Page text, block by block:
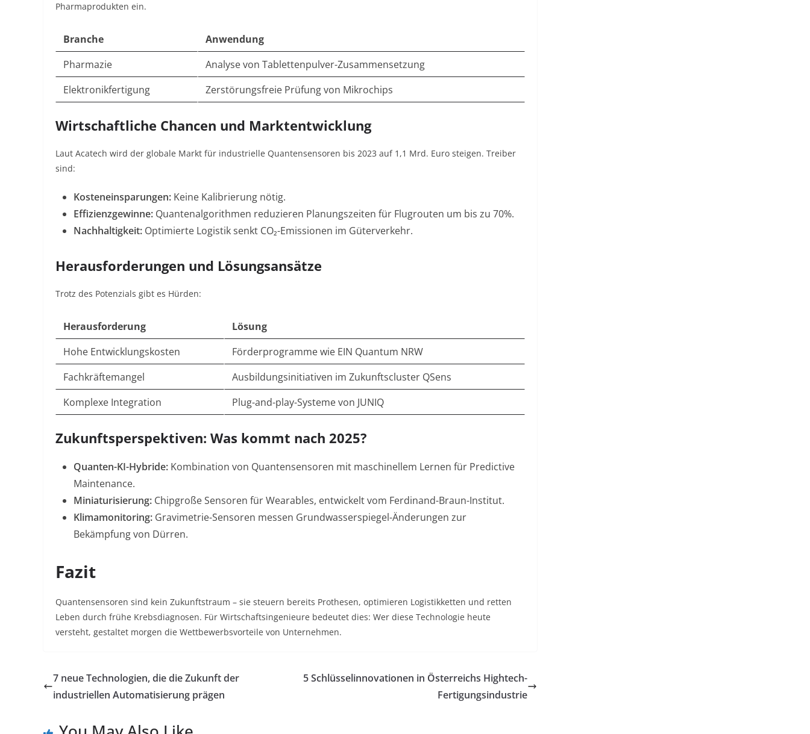
Pharmaprodukten ein.
Branche
Anwendung
Pharmazie
Analyse von Tablettenpulver-Zusammensetzung
Elektronikfertigung
Zerstörungsfreie Prüfung von Mikrochips
Wirtschaftliche Chancen und Marktentwicklung
Laut Acatech wird der globale Markt für industrielle Quantensensoren bis 2023 auf 1,1 Mrd. Euro steigen. Treiber
sind:
Kosteneinsparungen: Keine Kalibrierung nötig.
Effizienzgewinne: Quantenalgorithmen reduzieren Planungszeiten für Flugrouten um bis zu 70%.
Nachhaltigkeit: Optimierte Logistik senkt CO₂-Emissionen im Güterverkehr.
Herausforderungen und Lösungsansätze
Trotz des Potenzials gibt es Hürden:
Herausforderung
Lösung
Hohe Entwicklungskosten
Förderprogramme wie EIN Quantum NRW
Fachkräftemangel
Ausbildungsinitiativen im Zukunftscluster QSens
Komplexe Integration
Plug-and-play-Systeme von JUNIQ
Zukunftsperspektiven: Was kommt nach 2025?
Quanten-KI-Hybride: Kombination von Quantensensoren mit maschinellem Lernen für Predictive
Maintenance.
Miniaturisierung: Chipgroße Sensoren für Wearables, entwickelt vom Ferdinand-Braun-Institut.
Klimamonitoring: Gravimetrie-Sensoren messen Grundwasserspiegel-Änderungen zur
Bekämpfung von Dürren.
Fazit
Quantensensoren sind kein Zukunftstraum – sie steuern bereits Prothesen, optimieren Logistikketten und retten
Leben durch frühe Krebsdiagnosen. Für Wirtschaftsingenieure bedeutet dies: Wer diese Technologie heute
versteht, gestaltet morgen die Wettbewerbsvorteile von Unternehmen.
7 neue Technologien, die die Zukunft der
industriellen Automatisierung prägen
5 Schlüsselinnovationen in Österreichs Hightech-
Fertigungsindustrie